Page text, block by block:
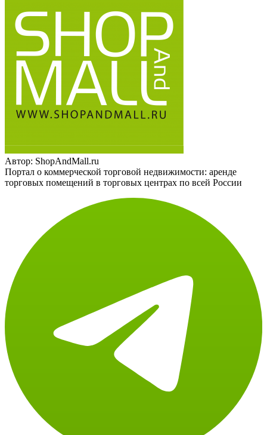
Автор: ShopAndMall.ru
Портал о коммерческой торговой недвижимости: аренде
торговых помещений в торговых центрах по всей России